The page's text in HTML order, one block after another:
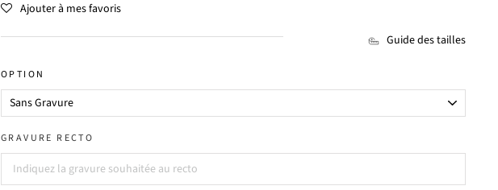
Ajouter à mes favoris
Guide des tailles
OPTION
GRAVURE RECTO